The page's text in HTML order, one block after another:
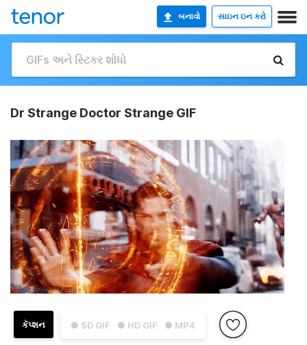
બનાવો સાઇન ઇન કરો
Dr Strange Doctor Strange GIF
● SD GIF ● HD GIF ● MP4
કૅપ્શન